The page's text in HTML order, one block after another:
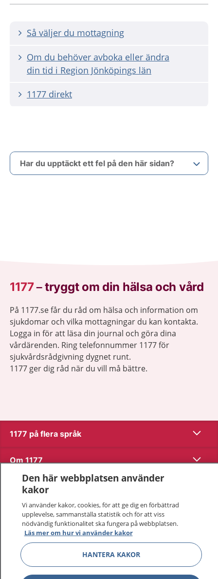
Så väljer du mottagning
Om du behöver avboka eller ändra
din tid i Region Jönköpings län
1177 direkt
Har du upptäckt ett fel på den här sidan?
1177–tryggt om din hälsa och vård
På 1177.se får du råd om hälsa och information om
sjukdomar och vilka mottagningar du kan kontakta.
Logga in för att läsa din journal och göra dina
vårdärenden. Ring telefonnummer 1177 för
sjukvårdsrådgivning dygnet runt.
1177 ger dig råd när du vill må bättre.
1177 på flera språk Visa
Om 1177 Visa
Kontakt
Behandling av personuppgifter
Hantering av kakor
Inställningar för kakor
Den här webbplatsen använder
kakor
Vi använder kakor, cookies, för att ge dig en förbättrad
upplevelse, sammanställa statistik och för att viss
nödvändig funktionalitet ska fungera på webbplatsen.
Läs mer om hur vi använder kakor
HANTERA KAKOR